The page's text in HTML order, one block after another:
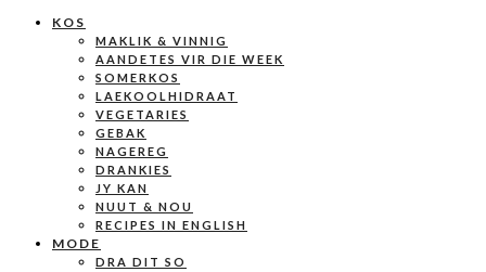
KOS
MAKLIK & VINNIG
AANDETES VIR DIE WEEK
SOMERKOS
LAEKOOLHIDRAAT
VEGETARIES
GEBAK
NAGEREG
DRANKIES
JY KAN
NUUT & NOU
RECIPES IN ENGLISH
MODE
DRA DIT SO